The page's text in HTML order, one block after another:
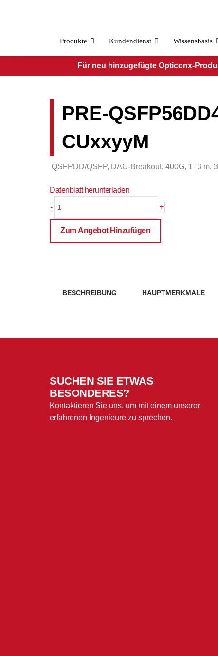
Produkte Kundendienst Wissensbasis
Für neu hinzugefügte Opticonx-
PRE-
CUxxyyM
QSFPDD/QSFP, DAC-Breakout, 400G, 1–3 m,
Datenblatt herunterladen
-
CUxxyyM
+
Zum Angebot Hinzufügen
BESCHREIBUNG HAUPTMERKMALE
SUCHEN SIE ETWAS
BESONDERES?
Kontaktieren Sie uns, um mit einem unserer
erfahrenen Ingenieure zu sprechen.